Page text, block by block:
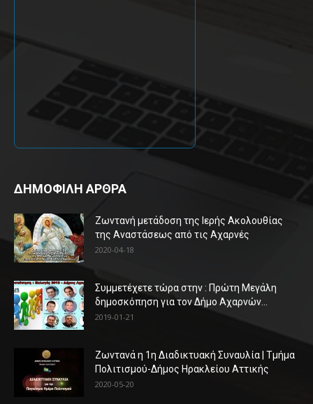
ΔΗΜΟΦΙΛΗ ΑΡΘΡΑ
Ζωντανή μετάδοση της Ιερής Ακολουθίας
της Αναστάσεως από τις Αχαρνές
2020-04-18
Συμμετέχετε τώρα στην : Πρώτη Μεγάλη
δημοσκόπηση για τον Δήμο Αχαρνών...
2019-01-21
Ζωντανά η 1η Διαδικτυακή Συναυλία | Τμήμα
Πολιτισμού-Δήμος Ηρακλείου Αττικής
2020-05-20